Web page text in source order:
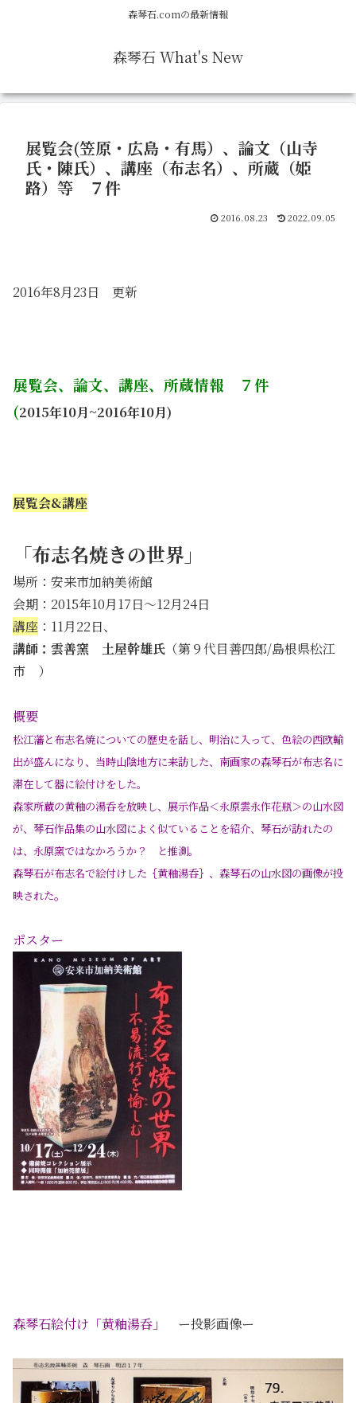
森琴石.comの最新情報
森琴石 What's New
展覧会(笠原・広島・有馬）、論文（山寺
氏・陳氏）、講座（布志名）、所蔵（姫
路）等 ７件
2016.08.23 2022.09.05
2016年8月23日 更新
展覧会、論文、講座、所蔵情報 ７件
(2015年10月~2016年10月)
展覧会&講座
「布志名焼きの世界」
場所：安来市加納美術館
会期：2015年10月17日～12月24日
講座 ：11月22日、
講師：雲善窯 土屋幹雄氏 （第９代目善四郎/島根県松江
市 ）
概要
松江藩と布志名焼についての歴史を話し、明治に入って、色絵の西欧輸
出が盛んになり、当時山陰地方に来訪した、南画家の森琴石が布志名に
滞在して器に絵付けをした。
森家所蔵の黄釉の湯呑を放映し、展示作品＜永原雲永作花瓶＞の山水図
が、琴石作品集の山水図によく似ていることを紹介、琴石が訪れたの
は、永原窯ではなかろうか？ と推測。
森琴石が布志名で絵付けした｛黄釉湯呑｝、森琴石の山水図の画像が投
映された。
ポスター
森琴石絵付け「黄釉湯呑」 ー投影画像ー